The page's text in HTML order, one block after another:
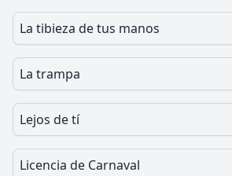
La tibieza de tus manos
La trampa
Lejos de tí
Licencia de Carnaval